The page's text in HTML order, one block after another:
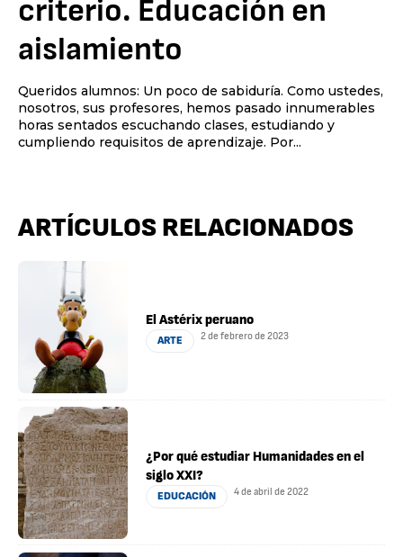
criterio. Educación en
aislamiento
Queridos alumnos: Un poco de sabiduría. Como ustedes,
nosotros, sus profesores, hemos pasado innumerables
horas sentados escuchando clases, estudiando y
cumpliendo requisitos de aprendizaje. Por...
ARTÍCULOS RELACIONADOS
El Astérix peruano
ARTE 2 de febrero de 2023
¿Por qué estudiar Humanidades en el
siglo XXI?
EDUCACIÓN 4 de abril de 2022